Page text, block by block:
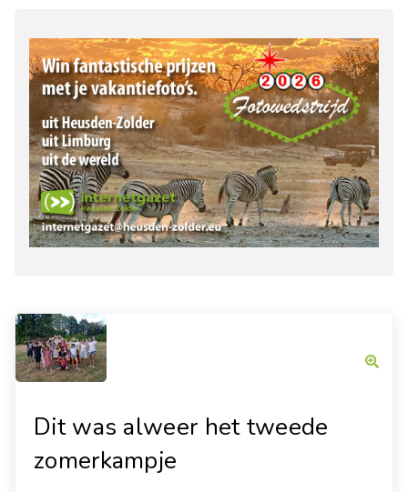
Dit was alweer het tweede
zomerkampje